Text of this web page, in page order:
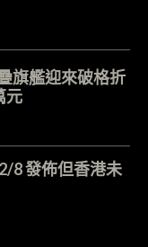
旗艦迎來破格折
元
8 發佈但香港未